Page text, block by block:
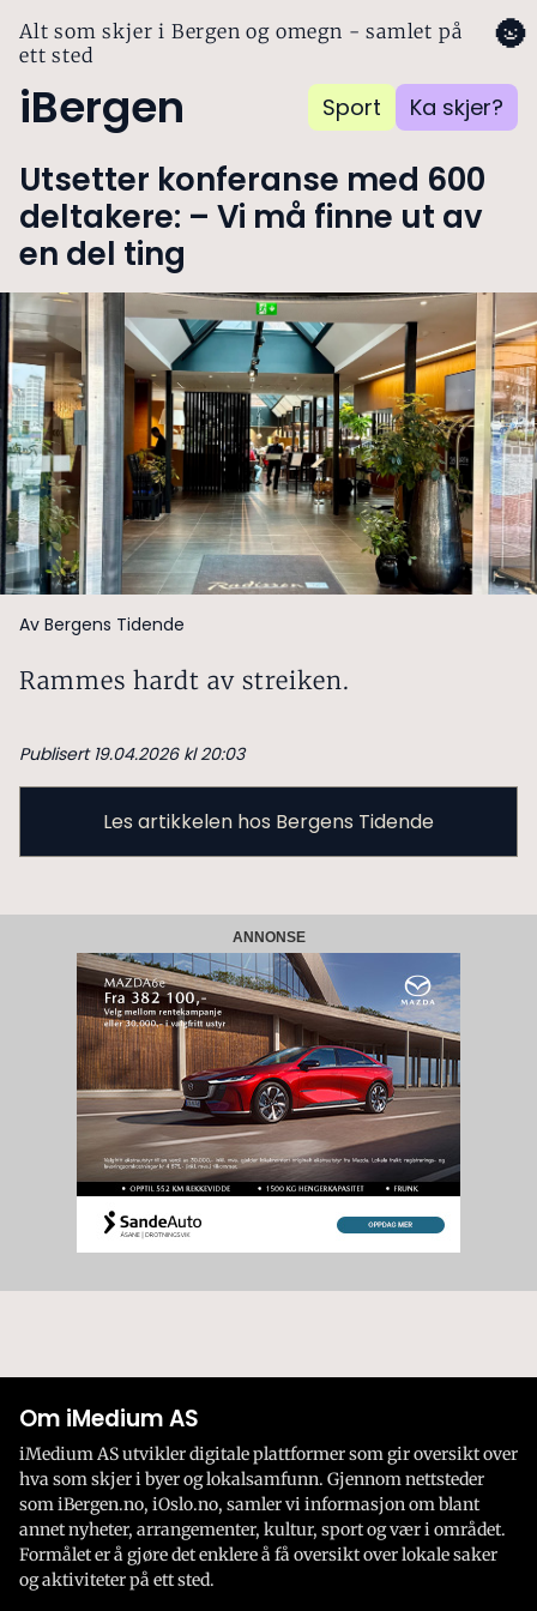
Alt som skjer i Bergen og omegn - samlet på
ett sted
iBergen Sport Ka skjer?
🌚
Utsetter konferanse med 600
deltakere: – Vi må finne ut av
en del ting
Av Bergens Tidende
Rammes hardt av streiken.
Publisert 19.04.2026 kl 20:03
Les artikkelen hos Bergens Tidende
ANNONSE
Om iMedium AS
iMedium AS utvikler digitale plattformer som gir oversikt over
hva som skjer i byer og lokalsamfunn. Gjennom nettsteder
som iBergen.no, iOslo.no, samler vi informasjon om blant
annet nyheter, arrangementer, kultur, sport og vær i området.
Formålet er å gjøre det enklere å få oversikt over lokale saker
og aktiviteter på ett sted.